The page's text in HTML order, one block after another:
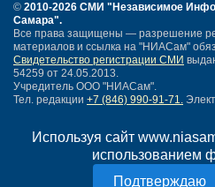
Используя сайт
использованием
© 2010-2026 СМИ "Независимое
Самара".
Все права защищены — разрешение
материалов и ссылка на "НИАСам"
Свидетельство регистрации СМИ
54259 от 24.05.2013.
Учредитель ООО "НИАСам".
Тел. редакции +7 (846) 990-91-71.
Карта сайта
Нашли ошибку?
Политика конфиденциальности